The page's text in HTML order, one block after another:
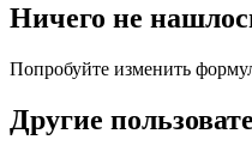
Ничего не
Попробуйте изменить
Другие